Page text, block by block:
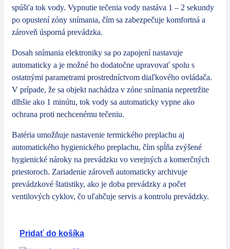
spúšťa tok vody. Vypnutie tečenia vody nastáva 1 – 2 sekundy
po opustení zóny snímania, čím sa zabezpečuje komfortná a
zároveň úsporná prevádzka.
Dosah snímania elektroniky sa po zapojení nastavuje
automaticky a je možné ho dodatočne upravovať spolu s
ostatnými parametrami prostredníctvom diaľkového ovládača.
V prípade, že sa objekt nachádza v zóne snímania nepretržite
dlhšie ako 1 minútu, tok vody sa automaticky vypne ako
ochrana proti nechcenému tečeniu.
Batéria umožňuje nastavenie termického preplachu aj
automatického hygienického preplachu, čím spĺňa zvýšené
hygienické nároky na prevádzku vo verejných a komerčných
priestoroch. Zariadenie zároveň automaticky archivuje
prevádzkové štatistiky, ako je doba prevádzky a počet
ventilových cyklov, čo uľahčuje servis a kontrolu prevádzky.
Pridať do košíka